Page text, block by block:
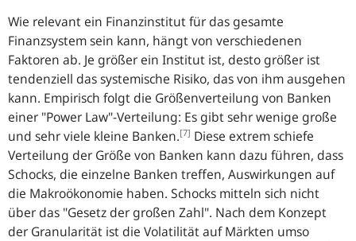
Wie relevant ein Finanzinstitut für das gesamte
Finanzsystem sein kann, hängt von verschiedenen
Faktoren ab. Je größer ein Institut ist, desto größer ist
tendenziell das systemische Risiko, das von ihm ausgehen
kann. Empirisch folgt die Größenverteilung von Banken
einer "Power Law"-Verteilung: Es gibt sehr wenige große
und sehr viele kleine Banken.[7] Diese extrem schiefe
Verteilung der Größe von Banken kann dazu führen, dass
Schocks, die einzelne Banken treffen, Auswirkungen auf
die Makroökonomie haben. Schocks mitteln sich nicht
über das "Gesetz der großen Zahl". Nach dem Konzept
der Granularität ist die Volatilität auf Märkten umso